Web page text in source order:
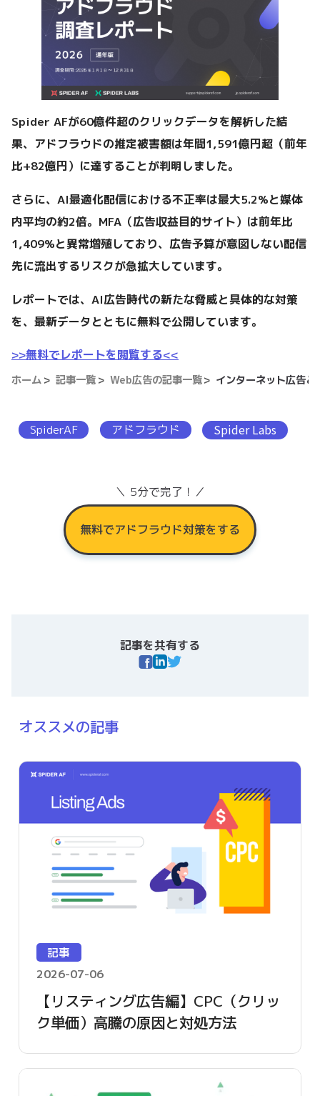
Spider AFが60億件超のクリックデータを解析した結
果、アドフラウドの推定被害額は年間1,591億円超（前年
比+82億円）に達することが判明しました。
さらに、AI最適化配信における不正率は最大5.2%と媒体
内平均の約2倍。MFA（広告収益目的サイト）は前年比
1,409%と異常増殖しており、広告予算が意図しない配信
先に流出するリスクが急拡大しています。
レポートでは、AI広告時代の新たな脅威と具体的な対策
を、最新データとともに無料で公開しています。
>>無料でレポートを閲覧する<<
ホーム 記事一覧 Web広告の記事一覧 インターネット広告
SpiderAF アドフラウド Spider Labs
＼ 5分で完了！／
無料でアドフラウド対策をする
記事を共有する
オススメの記事
記事
2026-07-06
【リスティング広告編】CPC（クリッ
ク単価）高騰の原因と対処方法